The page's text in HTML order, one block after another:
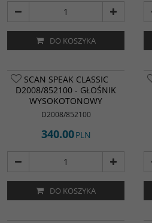
DO KOSZYKA
SCAN SPEAK CLASSIC
D2008/852100 - GŁOŚNIK
WYSOKOTONOWY
D2008/852100
340.00PLN
DO KOSZYKA